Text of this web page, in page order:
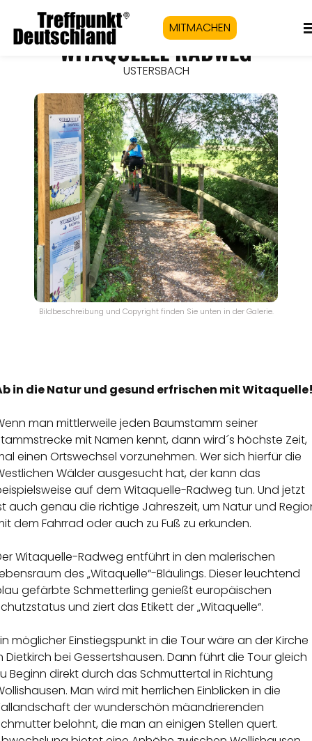
MITMACHEN
WITAQUELLE RADWEG
USTERSBACH
Bildbeschreibung und Copyright finden Sie unten in der Galerie.
in die Natur und gesund erfrischen mit
man mittlerweile jeden Baumstamm seiner
mit Namen kennt, dann wird´s höchste Zeit,
einen Ortswechsel vorzunehmen. Wer sich hierfür die
Wälder ausgesucht hat, der kann das
auf dem Witaquelle-Radweg tun. Und jetzt
auch genau die richtige Jahreszeit, um Natur und
dem Fahrrad oder auch zu Fuß zu erkunden.
Witaquelle-Radweg entführt in den malerischen
des „Witaquelle“-Bläulings. Dieser leuchtend
gefärbte Schmetterling genießt europäischen
und ziert das Etikett der „Witaquelle“.
möglicher Einstiegspunkt in die Tour wäre an der Kirche
Dietkirch bei Gessertshausen. Dann führt die Tour gleich
Beginn direkt durch das Schmuttertal in Richtung
Man wird mit herrlichen Einblicken in die
der wunderschön mäandrierenden
belohnt, die man an einigen Stellen quert.